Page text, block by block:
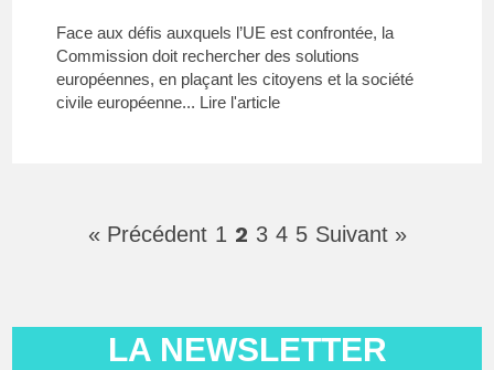
Face aux défis auxquels l’UE est confrontée, la
Commission doit rechercher des solutions
européennes, en plaçant les citoyens et la société
civile européenne... Lire l'article
« Précédent 1 2 3 4 5 Suivant »
LA NEWSLETTER